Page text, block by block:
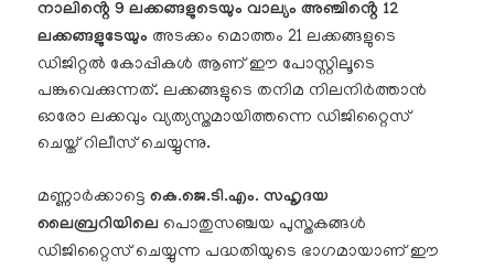
നാലിൻ്റെ 9 ലക്കങ്ങളുടെയും വാല്യം അഞ്ചിൻ്റെ 12
ലക്കങ്ങളുടേയും അടക്കം മൊത്തം 21 ലക്കങ്ങളുടെ
ഡിജിറ്റൽ കോപ്പികൾ ആണ് ഈ പോസ്റ്റിലൂടെ
പങ്കുവെക്കുന്നത്. ലക്കങ്ങളുടെ തനിമ നിലനിർത്താൻ
ഓരോ ലക്കവും വ്യത്യസ്തമായിത്തന്നെ ഡിജിറ്റൈസ്
ചെയ്ത് റിലീസ് ചെയ്യുന്നു.
മണ്ണാർക്കാട്ടെകെ.ജെ.ടി.എം. സഹൃദയ
ലൈബ്രറിയിലെ പൊതുസഞ്ചയ പുസ്തകങ്ങൾ
ഡിജിറ്റൈസ് ചെയ്യുന്ന പദ്ധതിയുടെ ഭാഗമായാണ് ഈ